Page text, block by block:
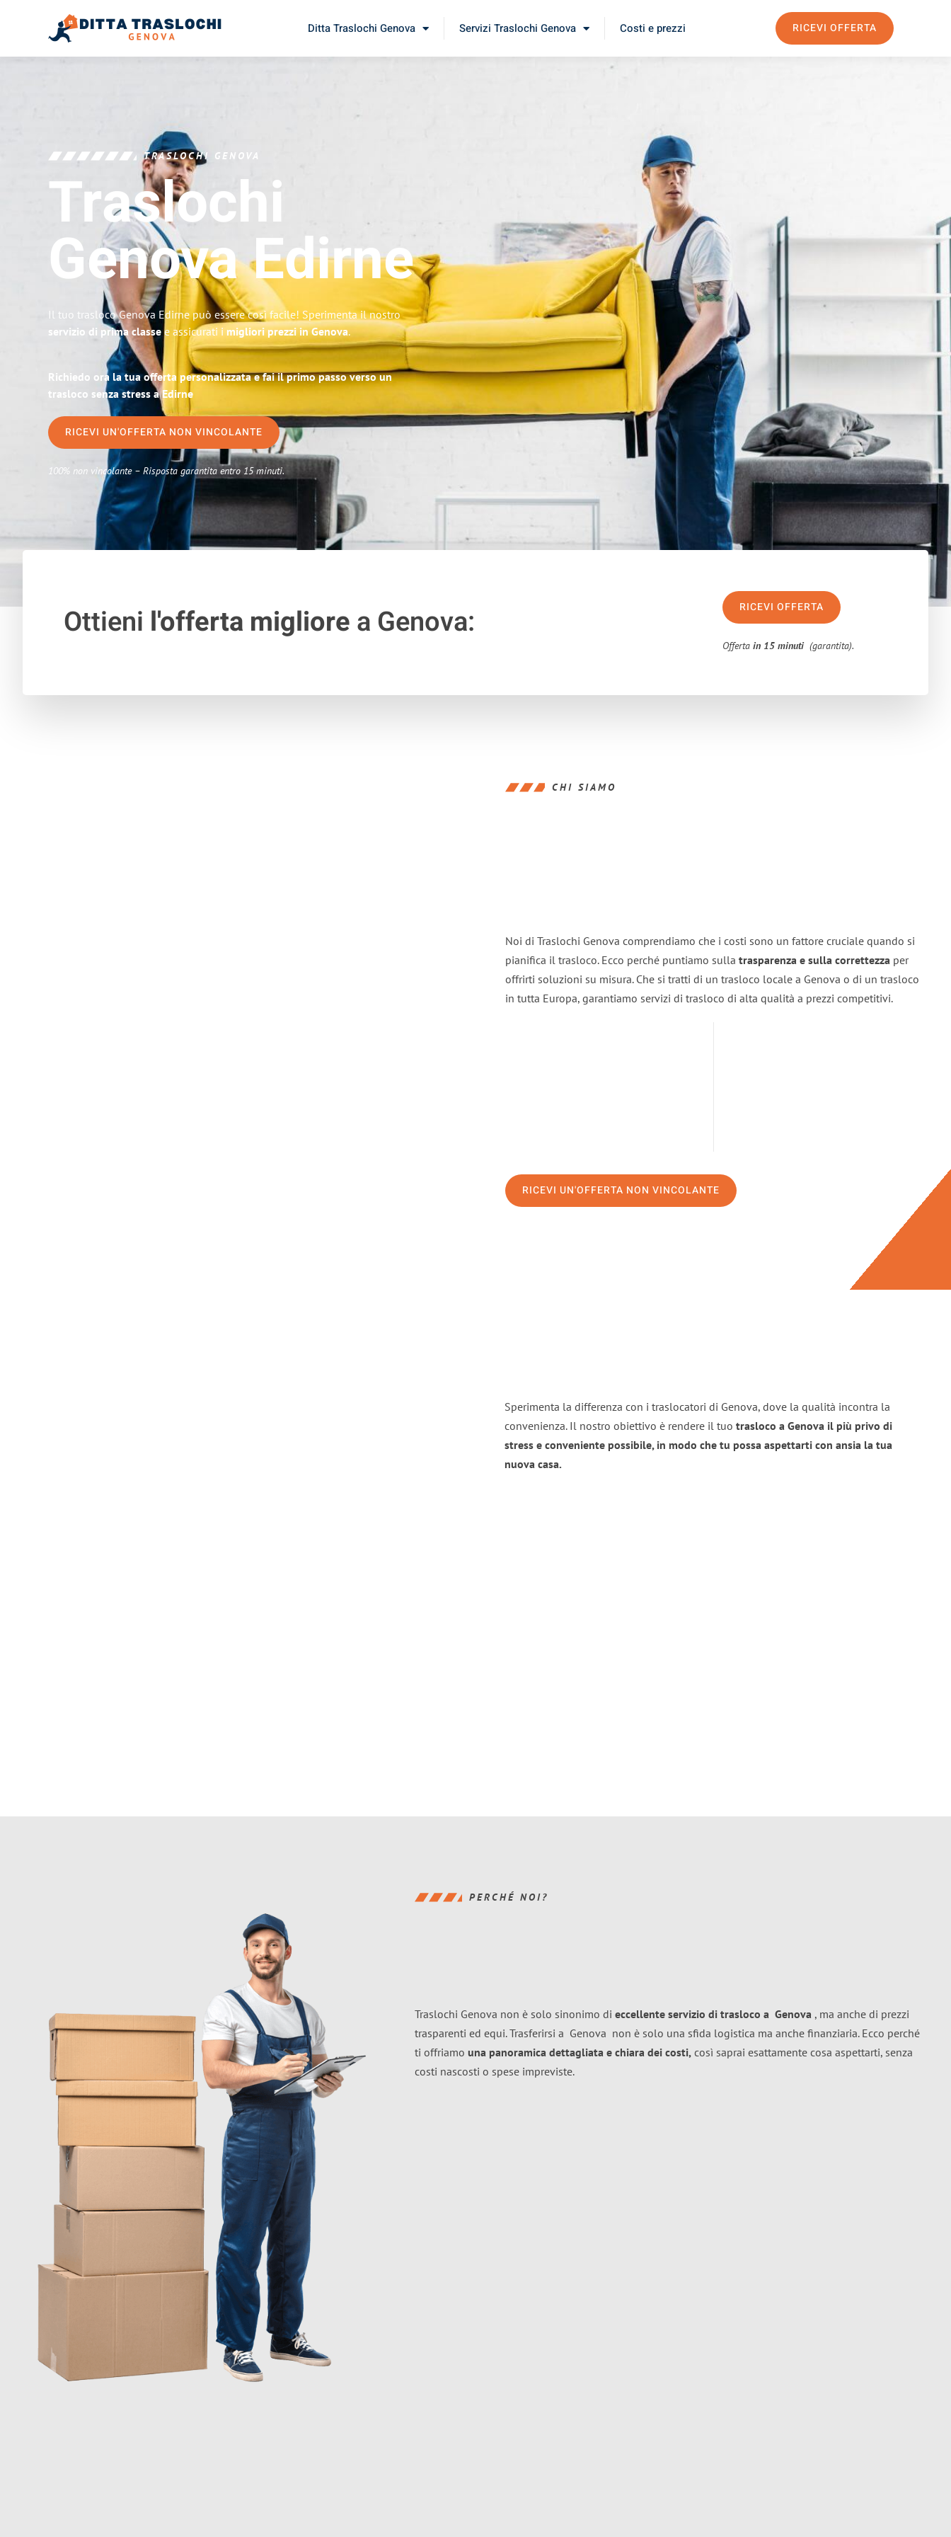
Ditta Traslochi Genova Servizi Traslochi Genova Costi e prezzi RICEVI OFFERTA
TRASLOCHI GENOVA
Traslochi
GenovaEdirne
Il tuo trasloco Genova Edirne può essere così facile! Sperimenta il nostro
servizio di prima classe e assicurati i migliori prezzi in Genova.
Richiedo ora la tua offerta personalizzata e fai il primo passo verso un
trasloco senza stress a Edirne
RICEVI UN'OFFERTA NON VINCOLANTE
100% non vincolante – Risposta garantita entro 15 minuti.
Ottieni l'offerta migliorea Genova: RICEVI OFFERTA
Offertain 15 minuti (garantita).
CHI SIAMO
Noi di Traslochi Genova comprendiamo che i costi sono un fattore cruciale quando si
pianifica il trasloco. Ecco perché puntiamo sulla trasparenza e sulla correttezza per
offrirti soluzioni su misura. Che si tratti di un trasloco locale a Genova o di un trasloco
in tutta Europa, garantiamo servizi di trasloco di alta qualità a prezzi competitivi.
RICEVI UN'OFFERTA NON VINCOLANTE
Sperimenta la differenza con i traslocatori di Genova, dove la qualità incontra la
convenienza. Il nostro obiettivo è rendere il tuo trasloco a Genova il più privo di
stress e conveniente possibile, in modo che tu possa aspettarti con ansia la tua
nuova casa.
PERCHÉ NOI?
Traslochi Genova non è solo sinonimo di eccellente servizio di trasloco a Genova , ma anche di prezzi
trasparenti ed equi. Trasferirsi a Genova non è solo una sfida logistica ma anche finanziaria. Ecco perché
ti offriamo una panoramica dettagliata e chiara dei costi, così saprai esattamente cosa aspettarti, senza
costi nascosti o spese impreviste.